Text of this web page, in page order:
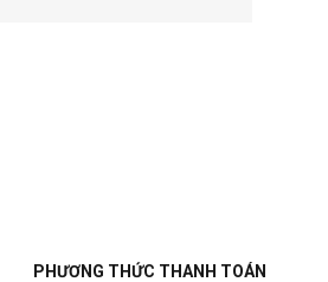
PHƯƠNG THỨC THANH TOÁN